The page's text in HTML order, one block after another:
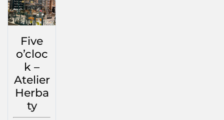
Five
o’cloc
k –
Atelier
Herba
ty